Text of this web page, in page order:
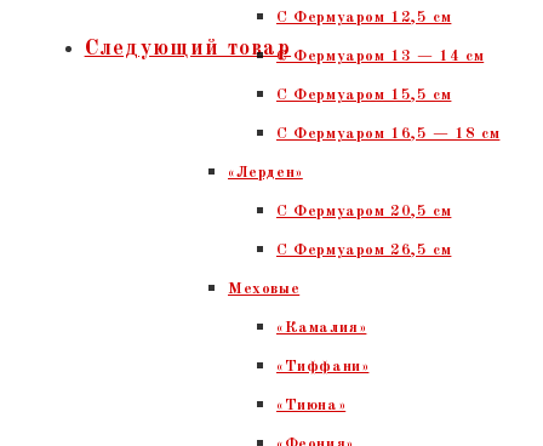
С Фермуаром 12,5 см
С Фермуаром 13 — 14 см
С Фермуаром 15,5 см
С Фермуаром 16,5 — 18 см
«Лерден»
С Фермуаром 20,5 см
С Фермуаром 26,5 см
Меховые
«Камалия»
«Тиффани»
«Тиюна»
Следующий товар